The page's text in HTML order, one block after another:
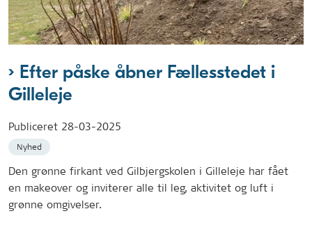
Efter påske åbner Fællesstedet i
Gilleleje
Publiceret 28-03-2025
Nyhed
Den grønne firkant ved Gilbjergskolen i Gilleleje har fået
en makeover og inviterer alle til leg, aktivitet og luft i
grønne omgivelser.